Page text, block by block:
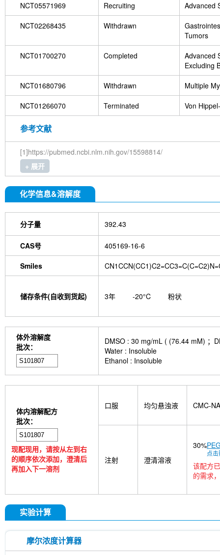
NCT05571969 Recruiting Advanced
NCT02268435 Withdrawn
Tumors
NCT01700270 Completed
Advanced
Excluding
NCT01680796 Withdrawn Multiple
NCT01266070 Terminated Von
参考文献
[1]https://pubmed.ncbi.nlm.nih.gov/15598814/
+ 展开
化学信息&溶解度
分子量 392.43
CAS号 405169-16-6
Smiles
储存条件(自收到货起) 3年 -20°C 粉状
体外溶解度
批次：
DMSO : 30 mg/mL ( (76.44 mM) ；
Water : Insoluble
Ethanol : Insoluble
体内溶解配方
批次：
现配现用，请按从左到右
的顺序依次添加，澄清后
再加入下一溶剂
口服 均匀悬浊液 CMC-NA
注射 澄清溶液
30%
点
该配方
的需求
实验计算
摩尔浓度计算器